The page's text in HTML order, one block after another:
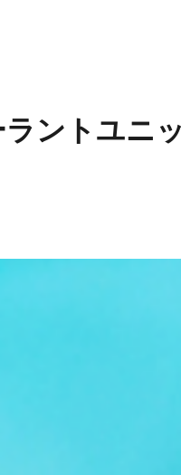
ントユニ